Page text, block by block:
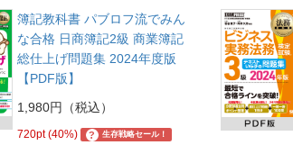
簿記教科書 パブロフ流でみん
な合格 日商簿記2級 商業簿記
総仕上げ問題集 2024年度版
【PDF版】
1,980円（税込）
720pt (40%) ? 生存戦略セール！